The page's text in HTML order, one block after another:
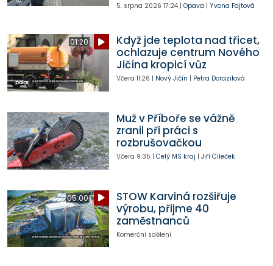
5. srpna 2026 17:24| Opava | Yvona Fajtová
01:20
Když jde teplota nad třicet,
ochlazuje centrum Nového
Jičína kropicí vůz
Včera 11:26 | Nový Jičín | Petra Dorazilová
Muž v Příboře se vážně
zranil při práci s
rozbrušovačkou
Včera 9:35 | Celý MS kraj | Jiří Cileček
05:00
STOW Karviná rozšiřuje
výrobu, přijme 40
zaměstnanců
Komerční sdělení